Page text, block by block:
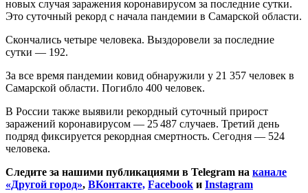
новых случая заражения коронавирусом за последние сутки.
Это суточный рекорд с начала пандемии в Самарской области.
Скончались четыре человека. Выздоровели за последние
сутки — 192.
За все время пандемии ковид обнаружили у 21 357 человек в
Самарской области. Погибло 400 человек.
В России также выявили рекордный суточный прирост
заражений коронавирусом — 25 487 случаев. Третий день
подряд фиксируется рекордная смертность. Сегодня — 524
человека.
Следите за нашими публикациями в Telegram на канале
«Другой город», ВКонтакте, Facebook и Instagram